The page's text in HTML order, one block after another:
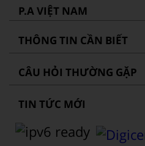
P.A VIỆT NAM
THÔNG TIN CẦN BIẾT
CÂU HỎI THƯỜNG GẶP
TIN TỨC MỚI